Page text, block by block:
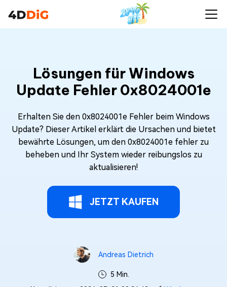
Lösungen für Windows
Update Fehler 0x8024001e
Erhalten Sie den 0x8024001e Fehler beim Windows
Update? Dieser Artikel erklärt die Ursachen und bietet
bewährte Lösungen, um den 0x8024001e fehler zu
beheben und Ihr System wieder reibungslos zu
aktualisieren!
JETZT KAUFEN
Andreas Dietrich
5 Min.